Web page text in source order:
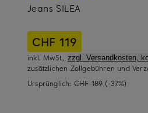
Jeans SILEA
CHF 119
inkl. MwSt., zzgl. Versandkosten,
zusätzlichen Zollgebühren und
Ursprünglich: CHF 189 (-37%)